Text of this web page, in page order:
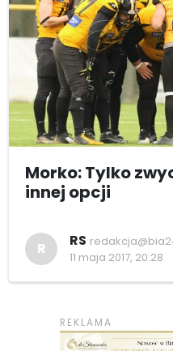
Morko: Tylko
innej opcji
R RS
11 maja 2017, 20:28